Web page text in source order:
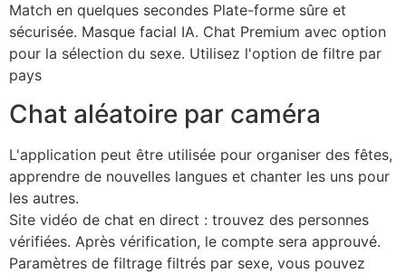
Match en quelques secondes Plate-forme sûre et
sécurisée. Masque facial IA. Chat Premium avec option
pour la sélection du sexe. Utilisez l'option de filtre par
pays
Chat aléatoire par caméra
L'application peut être utilisée pour organiser des fêtes,
apprendre de nouvelles langues et chanter les uns pour
les autres.
Site vidéo de chat en direct : trouvez des personnes
vérifiées. Après vérification, le compte sera approuvé.
Paramètres de filtrage filtrés par sexe, vous pouvez